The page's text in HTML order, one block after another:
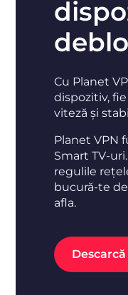
Cu Planet
dispozitiv,
viteză și
Planet VPN
Smart TV-
regulile
bucură-te
afla.